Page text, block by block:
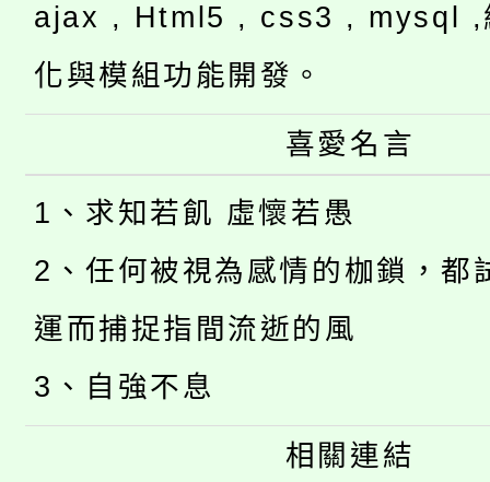
ajax , Html5 , css3 , mysql ,
化與模組功能開發。
喜愛名言
1、求知若飢 虛懷若愚
2、任何被視為感情的枷鎖，都
運而捕捉指間流逝的風
3、自強不息
相關連結